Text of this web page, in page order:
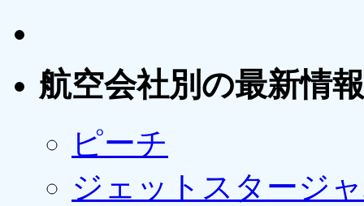
航空会社別の最新情報
ピーチ
ジェットスタージ